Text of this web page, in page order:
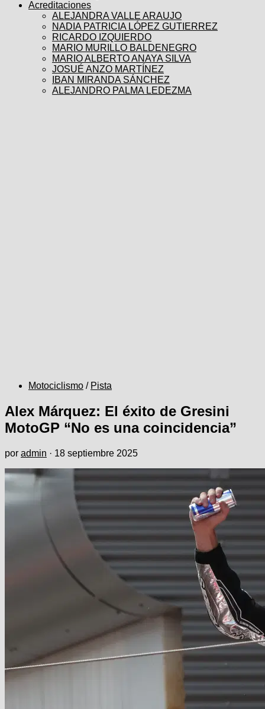
Acreditaciones
ALEJANDRA VALLE ARAUJO
NADIA PATRICIA LÓPEZ GUTIERREZ
RICARDO IZQUIERDO
MARIO MURILLO BALDENEGRO
MARIO ALBERTO ANAYA SILVA
JOSUÉ ANZO MARTÍNEZ
IBAN MIRANDA SÁNCHEZ
ALEJANDRO PALMA LEDEZMA
Motociclismo / Pista
Alex Márquez: El éxito de Gresini
MotoGP “No es una coincidencia”
por admin · 18 septiembre 2025